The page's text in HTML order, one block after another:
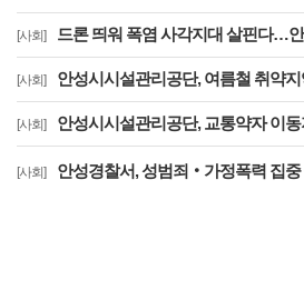
[사회] 드론 띄워 폭염 사각지대 살핀다…
[사회] 안성시시설관리공단, 여름철 취약
[사회] 안성시시설관리공단, 교통약자 이동지원
[사회] 안성경찰서, 성범죄‧가정폭력 집중